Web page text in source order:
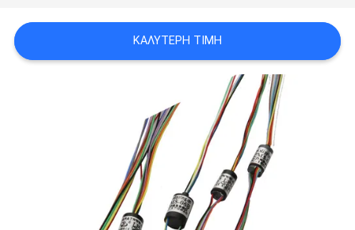
ΚΑΛΎΤΕΡΗ ΤΙΜΉ